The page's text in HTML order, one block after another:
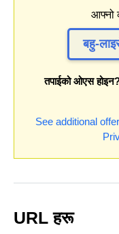
आफ्नो
बहु-
तपाईको ओएस
See additional
URL हरू